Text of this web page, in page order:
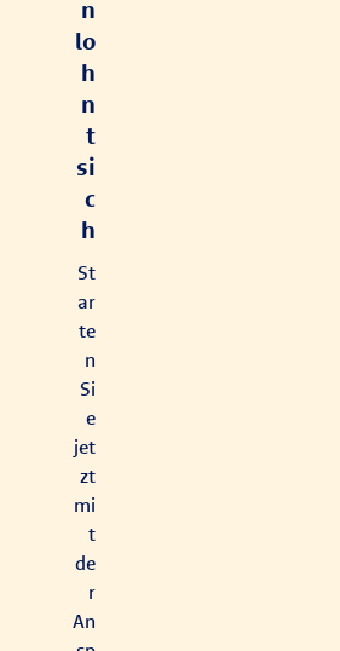
n
lo
h
n
t
si
c
h
St
ar
te
n
Si
e
jet
zt
mi
t
de
r
An